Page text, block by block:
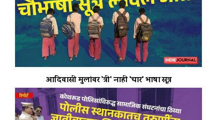
आदिवासी मुलांवर 'त्री' नाही 'चार' भाषा सूत्र